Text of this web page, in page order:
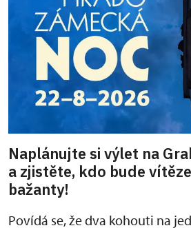
Naplánujte si výlet na
a zjistěte, kdo bude
bažanty!
Povídá se, že dva kohouti na